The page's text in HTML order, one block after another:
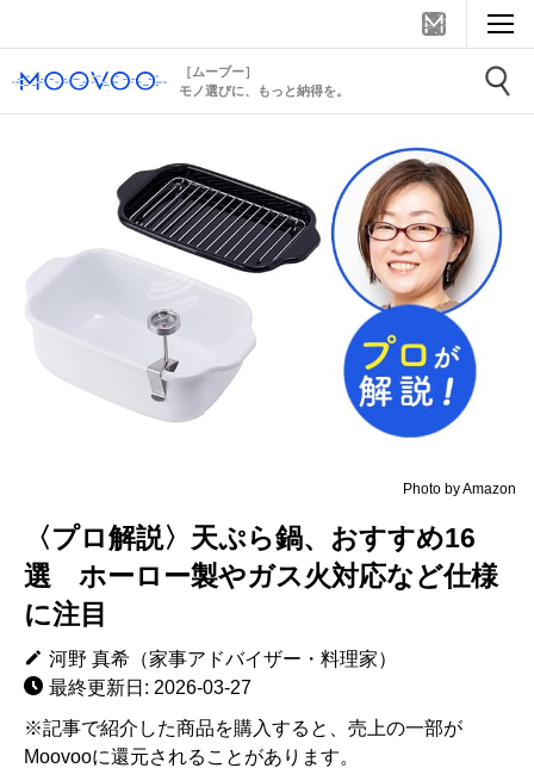
［ムーブー］
モノ選びに、もっと納得を。
Photo by Amazon
〈プロ解説〉天ぷら鍋、おすすめ16
選 ホーロー製やガス火対応など仕様
に注目
河野 真希（家事アドバイザー・料理家）
最終更新日: 2026-03-27
※記事で紹介した商品を購入すると、売上の一部が
Moovooに還元されることがあります。